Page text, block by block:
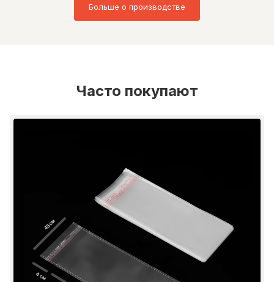
Больше о производстве
Часто покупают
45 см
4 см